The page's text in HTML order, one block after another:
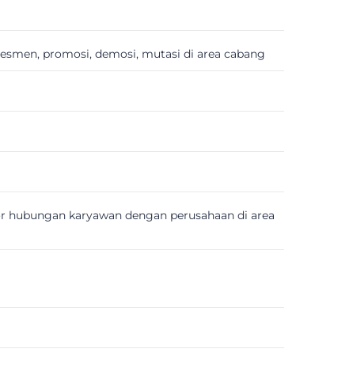
promosi, demosi, mutasi di area cabang
karyawan dengan perusahaan di area